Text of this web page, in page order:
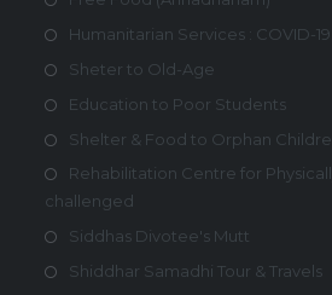
Humanitarian Services : COVID-
Sheter to Old-Age
Education to Poor Students
Shelter & Food to Orphan
Rehabilitation Centre for
challenged
Siddhas Divotee's Mutt
Shiddhar Samadhi Tour & Travels